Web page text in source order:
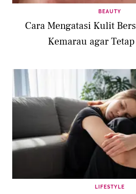
BEAUTY
Cara Mengatasi Kulit
Kemarau agar
LIFESTYLE